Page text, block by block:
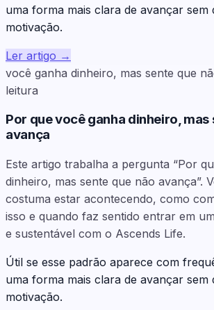
uma forma mais clara de avançar sem
motivação.
Ler artigo →
você ganha dinheiro, mas sente que
leitura
Por que você ganha dinheiro, mas
avança
Este artigo trabalha a pergunta “Por
dinheiro, mas sente que não avança”.
costuma estar acontecendo, como
isso e quando faz sentido entrar em
e sustentável com o Ascends Life.
Útil se esse padrão aparece com
uma forma mais clara de avançar sem
motivação.